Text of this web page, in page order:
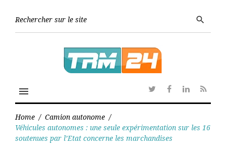
search
menu
TwitterFacebook
Linkedin
RSS
Home / Camion autonome /
Véhicules autonomes : une seule expérimentation sur les 16
soutenues par l’Etat concerne les marchandises